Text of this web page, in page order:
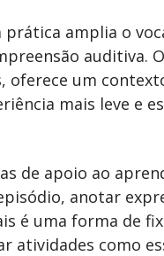
prática amplia o
auditiva.
um
mais leve e
de apoio ao
anotar
é uma forma de
atividades como